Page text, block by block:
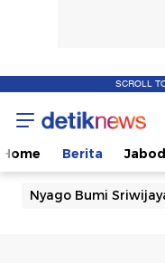
SCROLL
Home Berita
Nyago Bumi